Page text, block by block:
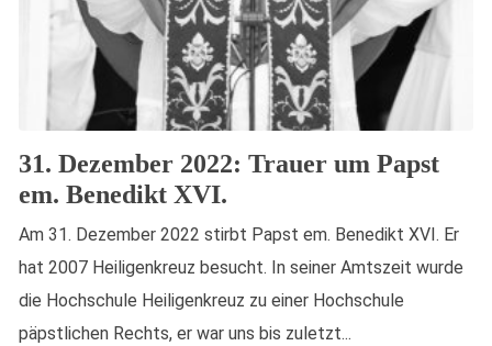
31. Dezember 2022: Trauer um Papst
em. Benedikt XVI.
Am 31. Dezember 2022 stirbt Papst em. Benedikt XVI. Er
hat 2007 Heiligenkreuz besucht. In seiner Amtszeit wurde
die Hochschule Heiligenkreuz zu einer Hochschule
päpstlichen Rechts, er war uns bis zuletzt...